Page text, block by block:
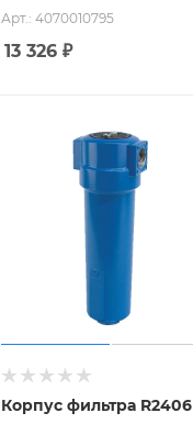
Арт.: 4070010795
13 326 ₽
Корпус фильтра R2406